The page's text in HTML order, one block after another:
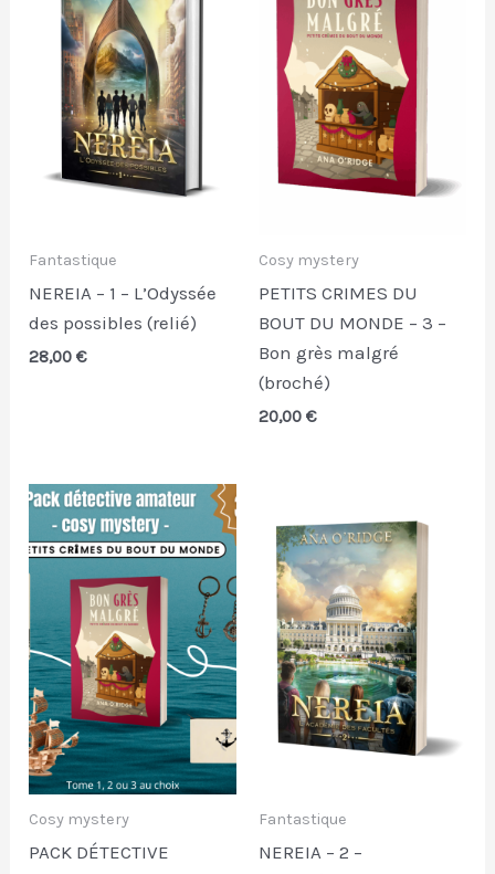
Fantastique
NEREIA – 1 – L’Odyssée
des possibles (relié)
28,00€
Cosy mystery
PETITS CRIMES DU
BOUT DU MONDE – 3 –
Bon grès malgré
(broché)
20,00 €
Cosy mystery
PACK DÉTECTIVE
Fantastique
NEREIA – 2 –